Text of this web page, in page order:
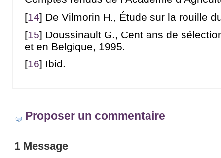
[14] De Vilmorin H., Étude sur la rouille
[15] Doussinault G., Cent ans de
et en Belgique, 1995.
[16] Ibid.
Proposer un commentaire
1 Message